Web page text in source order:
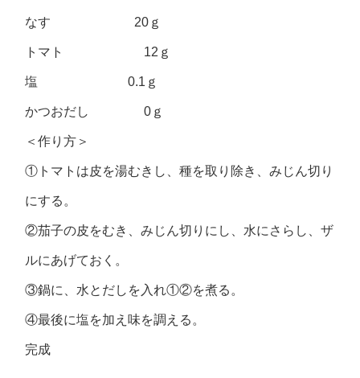
なす 20ｇ
トマト 12ｇ
塩 0.1ｇ
かつおだし 0ｇ
＜作り方＞
①トマトは皮を湯むきし、種を取り除き、みじん切り
にする。
②茄子の皮をむき、みじん切りにし、水にさらし、ザ
ルにあげておく。
③鍋に、水とだしを入れ①②を煮る。
④最後に塩を加え味を調える。
完成